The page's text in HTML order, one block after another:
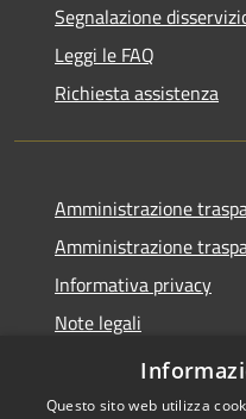
Segnalazione
Leggi le FAQ
Richiesta assistenza
Amministrazione
Amministrazione
Informativa privacy
Note legali
Dichiarazione di
Questo sito web utilizza